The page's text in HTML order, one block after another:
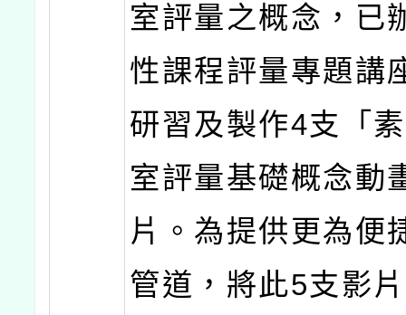
室評量之概念，已
性課程評量專題講
研習及製作4支「
室評量基礎概念動
片。為提供更為便
管道，將此5支影